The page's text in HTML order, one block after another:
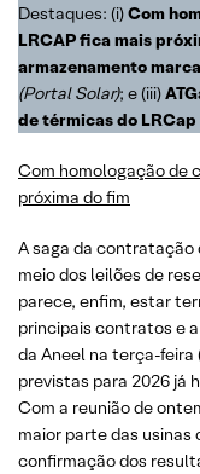
Destaques: (i)Com
LRCAP fica mais
armazenamento
(Portal Solar); e (iii)
de térmicas do LRCap
Com homologação de
próxima do fim
A saga da
meio dos leilões de
parece, enfim, estar
principais contratos e
da Aneel na terça-
previstas para 2026 já
Com a reunião de
maior parte das
confirmação dos